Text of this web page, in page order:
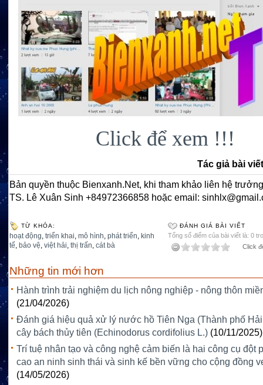
Click để xem !!!
Tác giả bài
Bản quyền thuộc Bienxanh.Net, khi tham khảo liên hệ
TS. Lê Xuân Sinh +84972366858 hoặc email:
TỪ KHÓA:
hoạt động, triển khai, mô hình, phát triển, kinh
tế, bảo vệ, việt hải, thị trấn, cát bà
ĐÁNH GIÁ BÀI VIẾT
Tổng số điểm của bài viết là: 0
Click
Những tin mới hơn
Hành trình trải nghiệm du lịch nông nghiệp - nông thôn
(21/04/2026)
Đánh giá hiệu quả xử lý nước hồ Tiên Nga (Thành phố
cây bách thủy tiên (Echinodorus cordifolius L.) (10/11/2025)
Trí tuệ nhân tạo và công nghệ cảm biến là hai công cụ đột
cao an ninh sinh thái và sinh kế bền vững cho cộng đồng
(14/05/2026)